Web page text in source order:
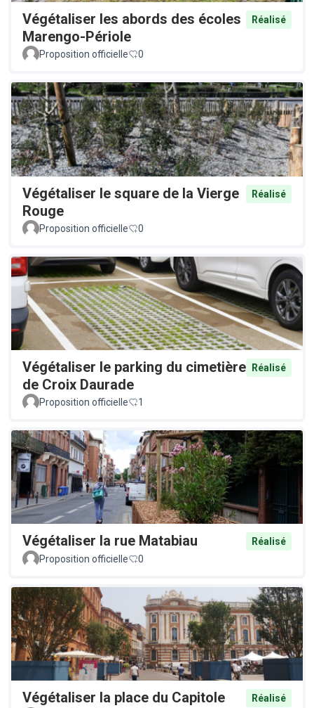
Végétaliser les abords des écoles
Marengo-Périole
Réalisé
Proposition officielle 0
Végétaliser le square de la Vierge
Rouge
Réalisé
Proposition officielle 0
Végétaliser le parking du cimetière
de Croix Daurade
Réalisé
Proposition officielle 1
Végétaliser la rue Matabiau
Réalisé
Proposition officielle
0
Végétaliser la place du Capitole
Réalisé